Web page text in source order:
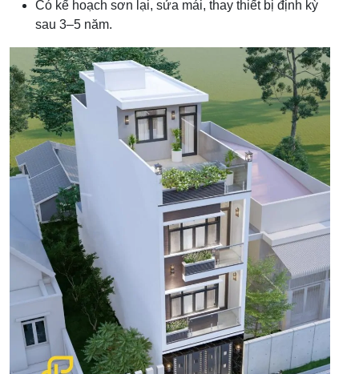
Có kế hoạch sơn lại, sửa mái, thay thiết bị định kỳ
sau 3–5 năm.